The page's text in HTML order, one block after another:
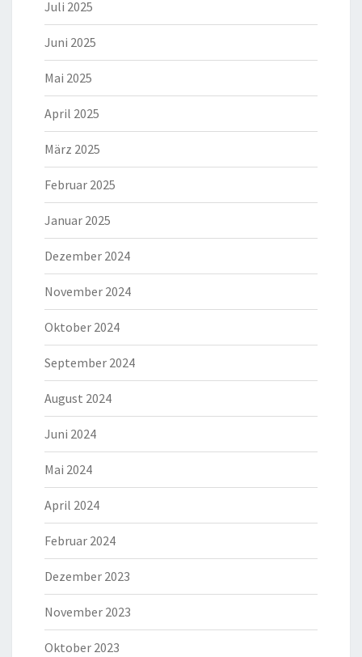
Juli 2025
Juni 2025
Mai 2025
April 2025
März 2025
Februar 2025
Januar 2025
Dezember 2024
November 2024
Oktober 2024
September 2024
August 2024
Juni 2024
Mai 2024
April 2024
Februar 2024
Dezember 2023
November 2023
Oktober 2023